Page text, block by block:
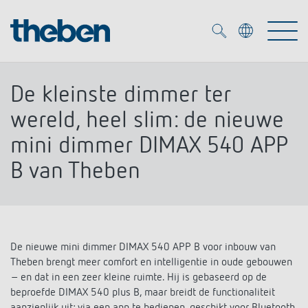
Producten
KNX
Aanwezigheids- en bewegingsmelders
LED spot
OEM
OEM-experts
Referenties
Tijd- en lichtregeling
DALI-2 lichtregeling
Mediatheek
Onderneming
De kleinste dimmer ter
wereld, heel slim: de nieuwe
mini dimmer DIMAX 540 APP
B van Theben
De nieuwe mini dimmer DIMAX 540 APP B voor inbouw van
Theben brengt meer comfort en intelligentie in oude gebouwen
– en dat in een zeer kleine ruimte. Hij is gebaseerd op de
beproefde DIMAX 540 plus B, maar breidt de functionaliteit